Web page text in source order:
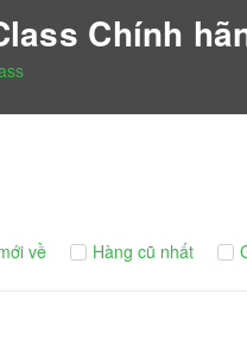
Chính
về Hàng cũ nhất